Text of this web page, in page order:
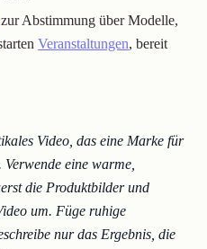
zur Abstimmung über Modelle,
Veranstaltungen, bereit
Video, das eine Marke für
eine warme,
die Produktbilder und
um. Füge ruhige
nur das Ergebnis, die